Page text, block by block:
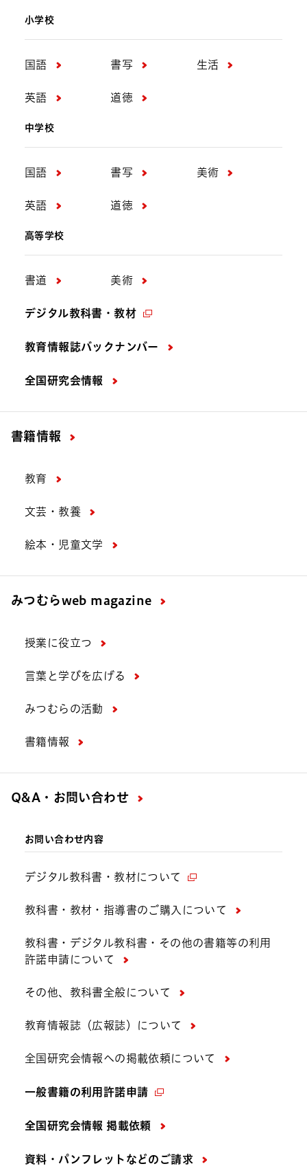
小学校
国語 書写 生活
英語 道徳
中学校
国語 書写 美術
英語 道徳
高等学校
書道 美術
デジタル教科書・教材
教育情報誌バックナンバー
全国研究会情報
書籍情報
教育
文芸・教養
絵本・児童文学
みつむらweb magazine
授業に役立つ
言葉と学びを広げる
みつむらの活動
書籍情報
Q&A・お問い合わせ
お問い合わせ内容
デジタル教科書・教材について
教科書・教材・指導書のご購入について
教科書・デジタル教科書・その他の書籍等の利用
許諾申請について
その他、教科書全般について
教育情報誌（広報誌）について
全国研究会情報への掲載依頼について
一般書籍の利用許諾申請
全国研究会情報 掲載依頼
資料・パンフレットなどの ご請求